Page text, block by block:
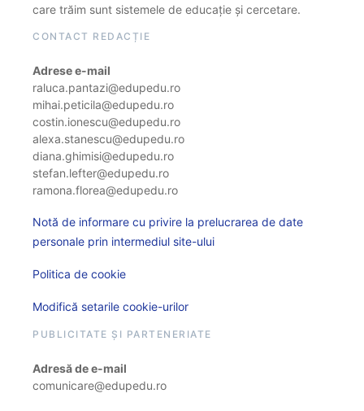
care trăim sunt sistemele de educație și cercetare.
CONTACT REDACȚIE
Adrese e-mail
raluca.pantazi@edupedu.ro
mihai.peticila@edupedu.ro
costin.ionescu@edupedu.ro
alexa.stanescu@edupedu.ro
diana.ghimisi@edupedu.ro
stefan.lefter@edupedu.ro
ramona.florea@edupedu.ro
Notă de informare cu privire la prelucrarea de date
personale prin intermediul site-ului
Politica de cookie
Modifică setarile cookie-urilor
PUBLICITATE ȘI PARTENERIATE
Adresă de e-mail
comunicare@edupedu.ro